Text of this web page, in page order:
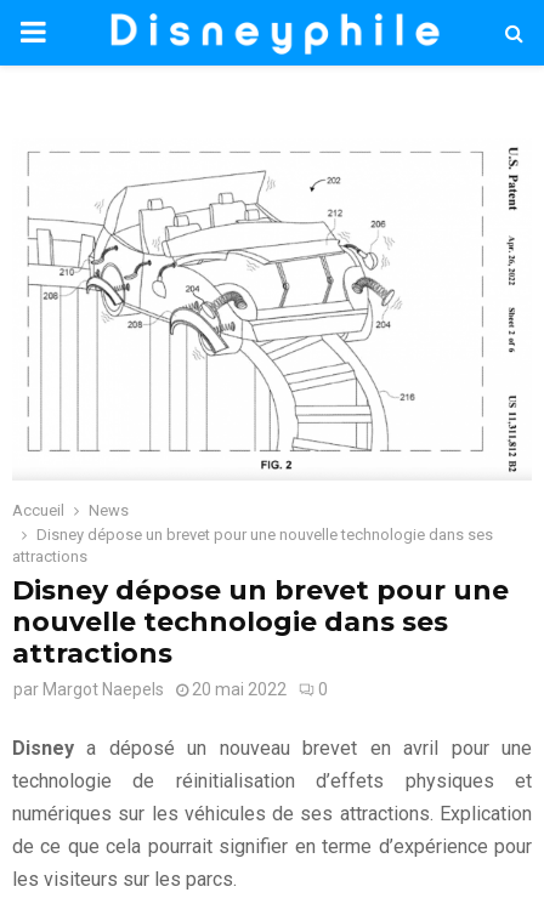
PRIMARY
Accueil
News
Disney dépose un brevet pour une nouvelle technologie dans ses
attractions
Disney dépose un brevet pour une
nouvelle technologie dans ses
attractions
par Margot Naepels 20 mai 2022 0
Disney a déposé un nouveau brevet en avril pour une
technologie de réinitialisation d’effets physiques et
numériques sur les véhicules de ses attractions. Explication
de ce que cela pourrait signifier en terme d’expérience pour
les visiteurs sur les parcs.